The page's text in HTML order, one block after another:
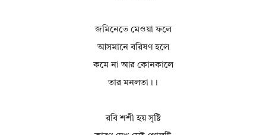
জমিনেতে মেওয়া ফলে
আসমানে বরিষণ হলে
কমে না আর কোনকালে
তার মনলতা।।
রবি শশী হয় সৃষ্টি